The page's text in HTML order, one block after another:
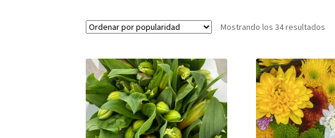
Mostrando los 34 resultados